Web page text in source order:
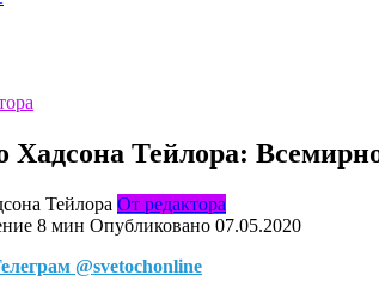
Хадсона Тейлора:
От редактора
8 мин Опубликовано 07.05.2020
@svetochonline